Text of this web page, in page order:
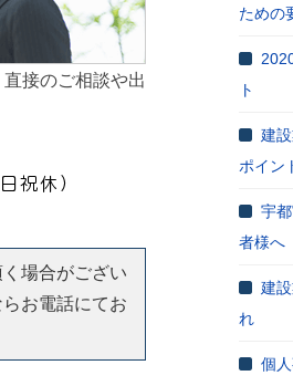
接のご相談や出
場合がござい
お電話にてお
ための
ト
建
ポイン
宇
者様へ
建
れ
個